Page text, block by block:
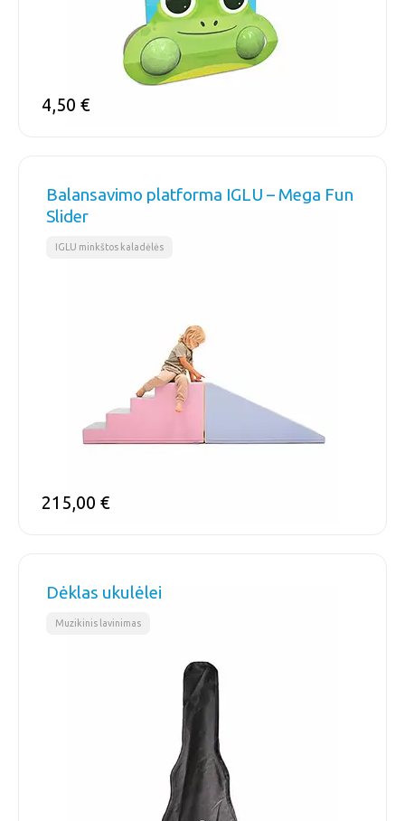
4,50 €
Balansavimo platforma IGLU – Mega Fun
Slider
IGLU minkštos kaladėlės
215,00 €
Dėklas ukulėlei
Muzikinis lavinimas